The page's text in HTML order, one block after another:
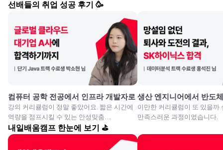
선배들의 취업 성공 후기 🥳
컴퓨터 공학 전공에서 인프라 개발자로
강의 커리큘럼이 정말 좋았어요. 짧은 시간에
역량을 점프시킬 수 있는 안성맞춤
교육이였습니다.
생산 엔지니어에서 반도
이만한 커리큘럼이 또 있을까
만족스러운 과정이었습니다.
내일배움캠프 한눈에 보기 ⛳